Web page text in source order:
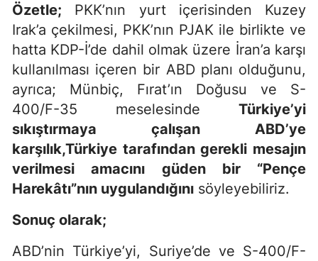
Özetle; PKK’nın yurt içerisinden Kuzey
Irak’a çekilmesi, PKK’nın PJAK ile birlikte ve
hatta KDP-İ’de dahil olmak üzere İran’a karşı
kullanılması içeren bir ABD planı olduğunu,
ayrıca; Münbiç, Fırat’ın Doğusu ve S-
400/F-35 meselesinde Türkiye’yi
sıkıştırmaya çalışan ABD’ye
karşılık,Türkiye tarafından gerekli mesajın
verilmesi amacını güden bir “Pençe
Harekâtı”nın uygulandığını söyleyebiliriz.
Sonuç olarak;
ABD’nin Türkiye’yi, Suriye’de ve S-400/F-